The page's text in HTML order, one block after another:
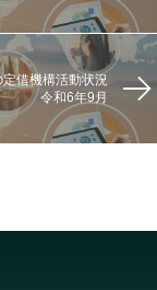
借機構活動状況
令和6年9月